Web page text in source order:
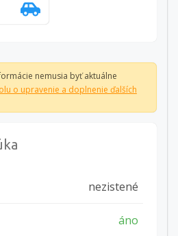
nezistené
áno
nemusia byť aktuálne
o upravenie a doplnenie ďalších